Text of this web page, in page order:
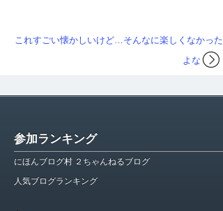
これすごい懐かしいけど…そんなに楽しくなかった
よな
参加ランキング
にほんブログ村 ２ちゃんねるブログ
人気ブログランキング